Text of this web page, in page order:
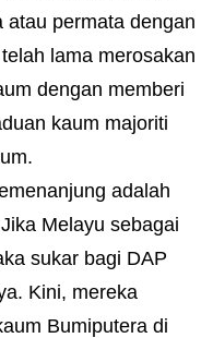
atau permata dengan
lama merosakan
dengan memberi
kaum majoriti
adalah
Melayu sebagai
sukar bagi DAP
Kini, mereka
Bumiputera di